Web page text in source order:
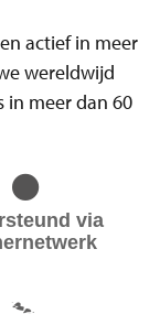
actief in meer
wereldwijd
meer dan 60
via